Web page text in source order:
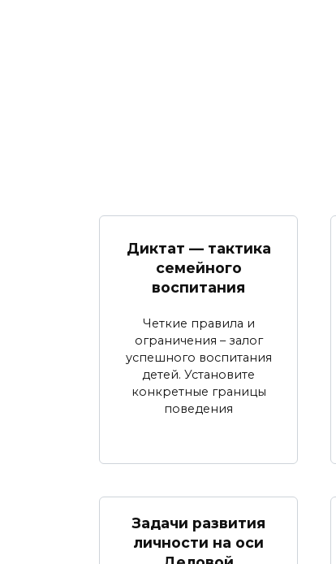
Диктат — тактика
семейного
воспитания
Четкие правила и
ограничения – залог
успешного воспитания
детей. Установите
конкретные границы
поведения
Задачи развития
личности на оси